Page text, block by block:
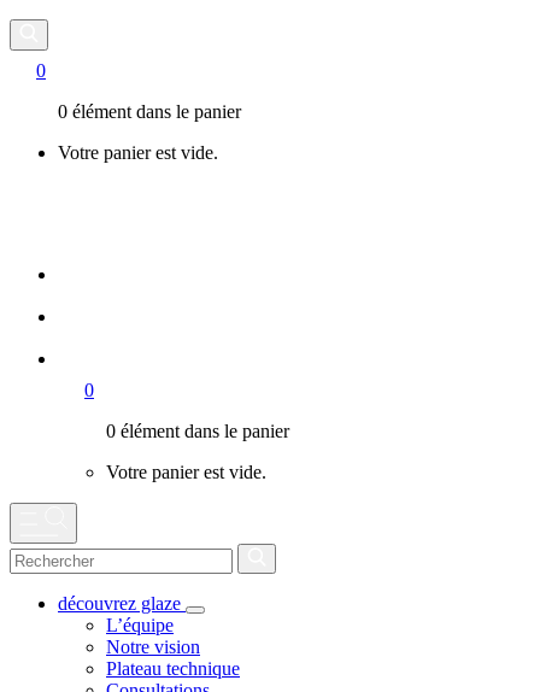
0
0 élément dans le panier
Votre panier est vide.
0
0 élément dans le panier
Votre panier est vide.
découvrez glaze
L’équipe
Notre vision
Plateau technique